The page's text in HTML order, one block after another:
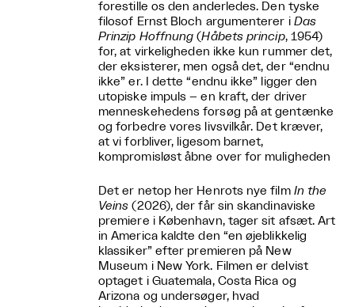
forestille os den anderledes. Den tyske
filosof Ernst Bloch argumenterer i Das
Prinzip Hoffnung (Håbets princip, 1954)
for, at virkeligheden ikke kun rummer det,
der eksisterer, men også det, der “endnu
ikke” er. I dette “endnu ikke” ligger den
utopiske impuls – en kraft, der driver
menneskehedens forsøg på at gentænke
og forbedre vores livsvilkår. Det kræver,
at vi forbliver, ligesom barnet,
kompromisløst åbne over for muligheden
Det er netop her Henrots nye film In the
Veins (2026), der får sin skandinaviske
premiere i København, tager sit afsæt. Art
in America kaldte den “en øjeblikkelig
klassiker” efter premieren på New
Museum i New York. Filmen er delvist
optaget i Guatemala, Costa Rica og
Arizona og undersøger, hvad